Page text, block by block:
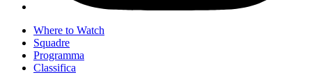
Where to Watch
Squadre
Programma
Classifica